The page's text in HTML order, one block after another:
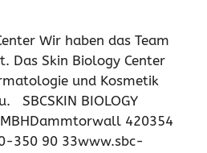
Wir haben das Team
Das Skin Biology Center
und Kosmetik
SBCSKIN BIOLOGY
420354
350 90 33www.sbc-